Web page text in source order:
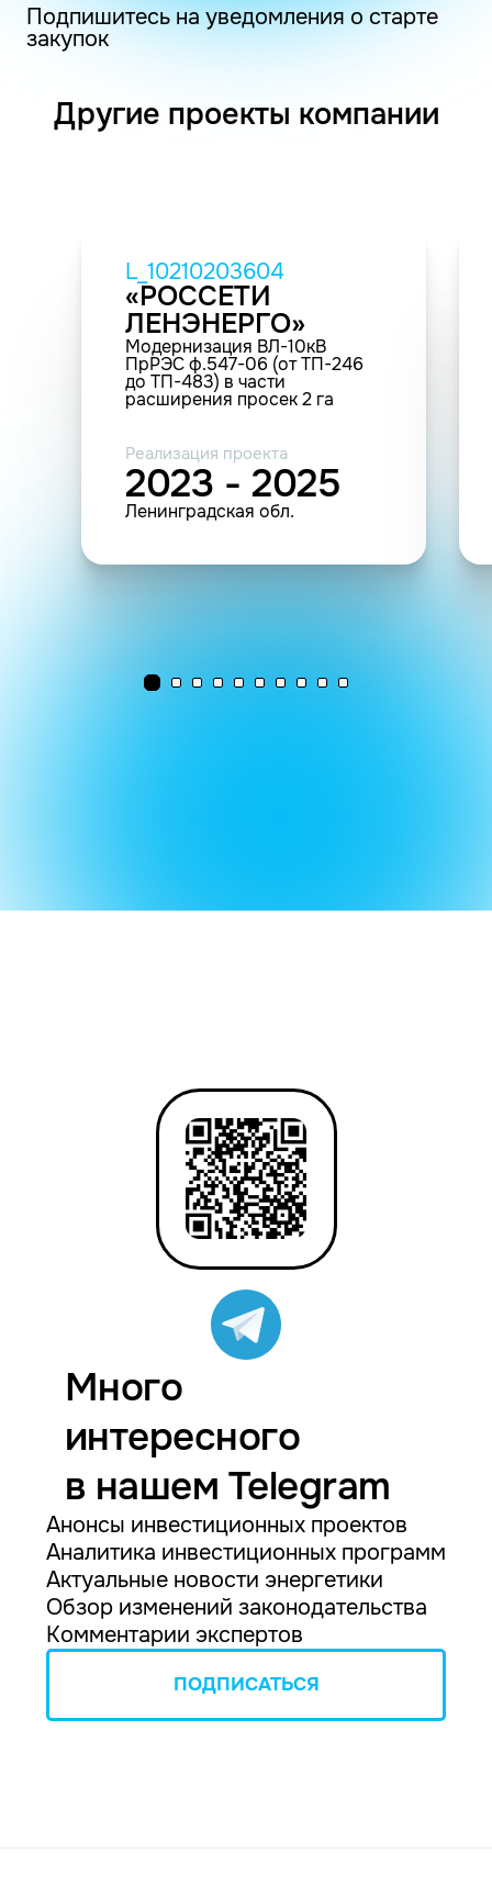
Подпишитесь на уведомления о старте
закупок
Другие проекты компании
L_10210203604
«РОССЕТИ
ЛЕНЭНЕРГО»
Модернизация ВЛ-10кВ
ПрРЭС ф.547-06 (от ТП-246
до ТП-483) в части
расширения просек 2 га
Реализация проекта
2023 - 2025
Ленинградская обл.
Много
интересного
в нашем Telegram
Анонсы инвестиционных проектов
Аналитика инвестиционных программ
Актуальные новости энергетики
Обзор изменений законодательства
Комментарии экспертов
ПОДПИСАТЬСЯ